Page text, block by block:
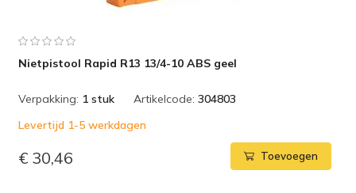
Nietpistool Rapid R13 13/4-10 ABS geel
Verpakking: 1 stuk Artikelcode: 304803
Levertijd 1-5 werkdagen
€ 30,46 Toevoegen